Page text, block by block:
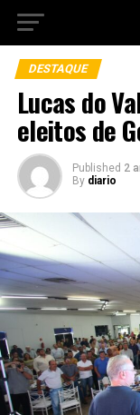
DESTAQUE
Lucas do
eleitos de
Published 2
By diario